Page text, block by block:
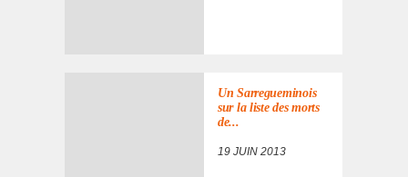
Un Sarre­gue­mi­nois
sur la liste des morts
de...
19 JUIN 2013